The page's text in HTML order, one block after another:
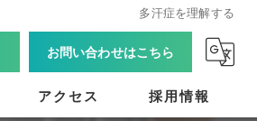
多汗症を理解する
お問い合わせはこちら
アクセス 採用情報